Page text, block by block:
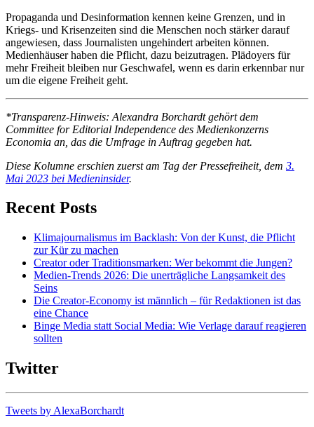
Propaganda und Desinformation kennen keine Grenzen, und in
Kriegs- und Krisenzeiten sind die Menschen noch stärker darauf
angewiesen, dass Journalisten ungehindert arbeiten können.
Medienhäuser haben die Pflicht, dazu beizutragen. Plädoyers für
mehr Freiheit bleiben nur Geschwafel, wenn es darin erkennbar nur
um die eigene Freiheit geht.
*Transparenz-Hinweis: Alexandra Borchardt gehört dem
Committee for Editorial Independence des Medienkonzerns
Economia an, das die Umfrage in Auftrag gegeben hat.
Diese Kolumne erschien zuerst am Tag der Pressefreiheit, dem 3.
Mai 2023 bei Medieninsider.
Recent Posts
Klimajournalismus im Backlash: Von der Kunst, die Pflicht
zur Kür zu machen
Creator oder Traditionsmarken: Wer bekommt die Jungen?
Medien-Trends 2026: Die unerträgliche Langsamkeit des
Seins
Die Creator-Economy ist männlich – für Redaktionen ist das
eine Chance
Binge Media statt Social Media: Wie Verlage darauf reagieren
sollten
Twitter
Tweets by AlexaBorchardt